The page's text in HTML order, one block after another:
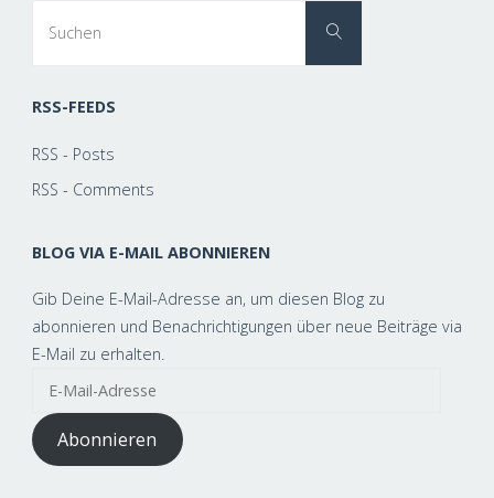
Suchen
RSS-FEEDS
RSS - Posts
RSS - Comments
BLOG VIA E-MAIL ABONNIEREN
Gib Deine E-Mail-Adresse an, um diesen Blog zu
abonnieren und Benachrichtigungen über neue Beiträge via
E-Mail zu erhalten.
Mail-
Adresse
Abonnieren